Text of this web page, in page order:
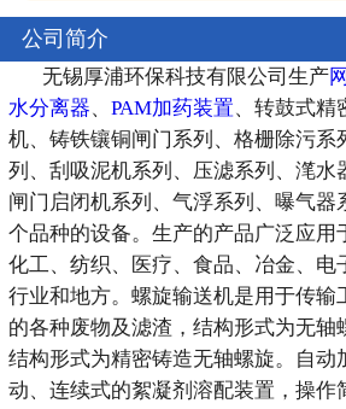
公司简介
无锡厚浦环保科技有限公司生产
水分离器、 PAM加药装置、转鼓式精
机、铸铁镶铜闸门系列、格栅除污系
列、刮吸泥机系列、压滤系列、滗水
闸门启闭机系列、气浮系列、曝气器
个品种的设备。生产的产品广泛应用
化工、纺织、医疗、食品、冶金、电
行业和地方。螺旋输送机是用于传输
的各种废物及滤渣，结构形式为无轴
结构形式为精密铸造无轴螺旋。自动
动、连续式的絮凝剂溶配装置，操作